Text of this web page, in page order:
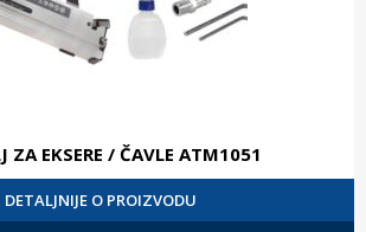
ZA EKSERE / ČAVLE ATM1051
DETALJNIJE O PROIZVODU